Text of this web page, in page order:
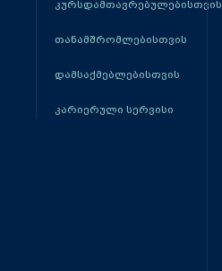
კურსდამთავრებულებისთვის
თანამშრომლებისთვის
დამსაქმებლებისთვის
კარიერული სერვისი